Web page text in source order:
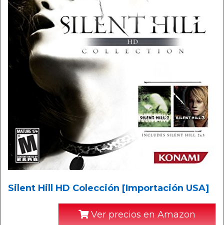
Silent Hill HD Colección [Importación USA]
Ver precios en Amazon